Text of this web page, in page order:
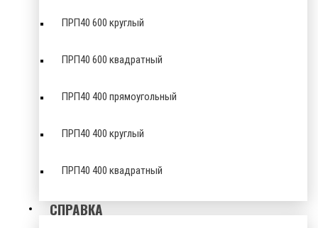
ПРП40 600 круглый
ПРП40 600 квадратный
ПРП40 400 прямоугольный
ПРП40 400 круглый
ПРП40 400 квадратный
СПРАВКА